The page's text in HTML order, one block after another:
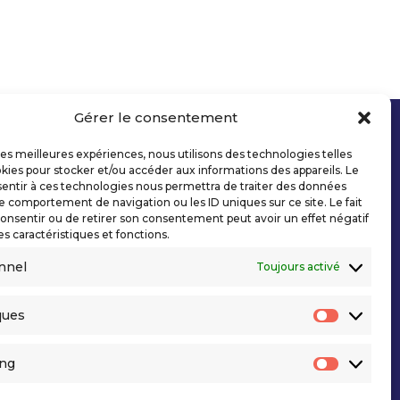
Gérer le consentement
meilleures expériences, nous utilisons des technologies telles
pour stocker et/ou accéder aux informations des appareils. Le
à ces technologies nous permettra de traiter des données
comportement de navigation ou les ID uniques sur ce site. Le fait
ou de retirer son consentement peut avoir un effet négatif
caractéristiques et fonctions.
Toujours activé